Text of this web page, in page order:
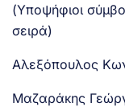
(Υποψήφιοι
σειρά)
Αλεξόπουλος
Μαζαράκης